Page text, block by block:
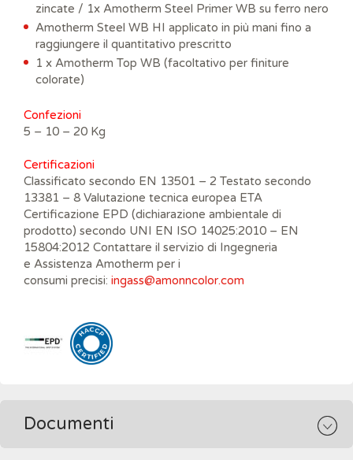
zincate / 1x Amotherm Steel Primer WB su ferro nero
Amotherm Steel WB HI applicato in più mani fino a
raggiungere il quantitativo prescritto
1 x Amotherm Top WB (facoltativo per finiture
colorate)
Confezioni
5 – 10 – 20 Kg
Certificazioni
Classificato secondo EN 13501 – 2 Testato secondo
13381 – 8 Valutazione tecnica europea ETA
Certificazione EPD (dichiarazione ambientale di
prodotto) secondo UNI EN ISO 14025:2010 – EN
15804:2012 Contattare il servizio di Ingegneria
e Assistenza Amotherm per i
consumi precisi: ingass@amonncolor.com
Documenti